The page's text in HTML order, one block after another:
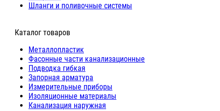
Шланги и поливочные системы
⠀Каталог товаров
Металлопластик
Фасонные части канализационные
Подводка гибкая
Запорная арматура
Измерительные приборы
Изоляционные материалы
Канализация наружная